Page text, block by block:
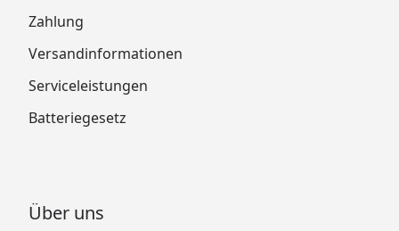
Zahlung
Versandinformationen
Serviceleistungen
Batteriegesetz
Über uns